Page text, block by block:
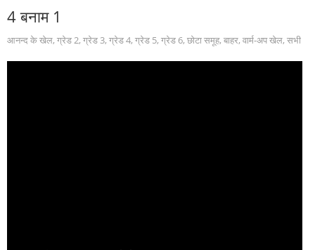
4 बनाम 1
आनन्द के खेल, ग्रेड 2, ग्रेड 3, ग्रेड 4, ग्रेड 5, ग्रेड 6, छोटा समूह, बाहर, वार्म-अप खेल, सभी